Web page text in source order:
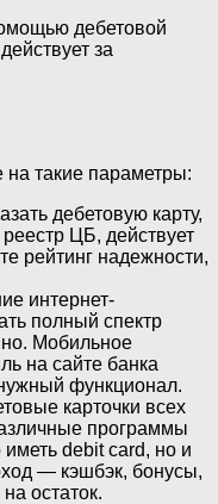
дебетовой
за
такие параметры:
дебетовую карту,
ЦБ, действует
рейтинг надежности,
интернет-
полный спектр
Мобильное
на сайте банка
функционал.
карточки всех
программы
debit card, но и
— кэшбэк, бонусы,
остаток.